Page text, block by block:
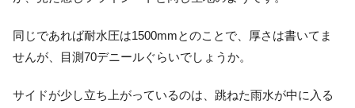
同じであれば耐水圧は1500mmとのことで、厚さは書いてま
せんが、目測70デニールぐらいでしょうか。
サイドが少し立ち上がっているのは、跳ねた雨水が中に入る